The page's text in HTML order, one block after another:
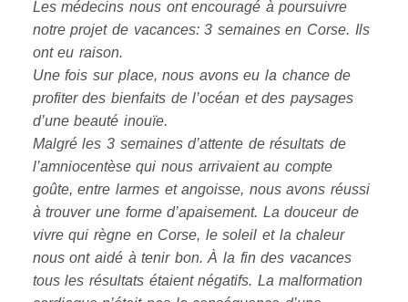
Les médecins nous ont encouragé à poursuivre
notre projet de vacances: 3 semaines en Corse. Ils
ont eu raison.
Une fois sur place, nous avons eu la chance de
profiter des bienfaits de l’océan et des paysages
d’une beauté inouïe.
Malgré les 3 semaines d’attente de résultats de
l’amniocentèse qui nous arrivaient au compte
goûte, entre larmes et angoisse, nous avons réussi
à trouver une forme d’apaisement. La douceur de
vivre qui règne en Corse, le soleil et la chaleur
nous ont aidé à tenir bon. À la fin des vacances
tous les résultats étaient négatifs. La malformation